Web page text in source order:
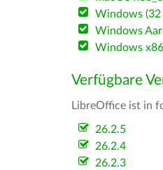
Windows
Windows
Windows
Verfügbare
LibreOffice ist in
26.2.5
26.2.4
26.2.3